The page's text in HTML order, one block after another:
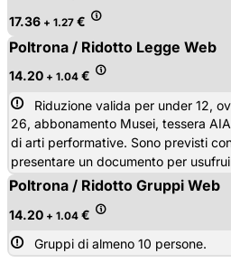
17.36 + 1.27 €
Poltrona / Ridotto Legge Web
14.20 + 1.04 €
Riduzione valida per under 12,
26, abbonamento Musei, tessera
di arti performative. Sono previsti
presentare un documento per
Poltrona / Ridotto Gruppi Web
14.20 + 1.04 €
Gruppi di almeno 10 persone.